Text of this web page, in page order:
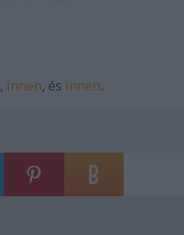
, innen, és innen.